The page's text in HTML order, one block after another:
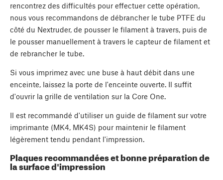
rencontrez des difficultés pour effectuer cette opération,
nous vous recommandons de débrancher le tube PTFE du
côté du Nextruder, de pousser le filament à travers, puis de
le pousser manuellement à travers le capteur de filament et
de rebrancher le tube.
Si vous imprimez avec une buse à haut débit dans une
enceinte, laissez la porte de l'enceinte ouverte. Il suffit
d'ouvrir la grille de ventilation sur la Core One.
Il est recommandé d'utiliser un guide de filament sur votre
imprimante (MK4, MK4S) pour maintenir le filament
légèrement tendu pendant l'impression.
Plaques recommandées et bonne préparation de
la surface d'impression